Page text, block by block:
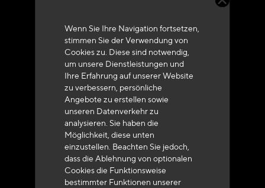
Wenn Sie Ihre Navigation fortsetzen,
stimmen Sie der Verwendung von
Cookies zu. Diese sind notwendig,
um unsere Dienstleistungen und
Ihre Erfahrung auf unserer Website
zu verbessern, persönliche
Angebote zu erstellen sowie
unseren Datenverkehr zu
analysieren. Sie haben die
Möglichkeit, diese unten
einzustellen. Beachten Sie jedoch,
dass die Ablehnung von optionalen
Cookies die Funktionsweise
bestimmter Funktionen unserer
Kundenservice
+33 (0)4 79 72 62 22 Drücken 1
Lieferung innerhalb von 48 bis 72 Stunden in
Metropolitan-Frankreich